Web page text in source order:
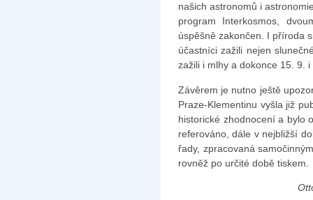
našich astronomů i
program Interkosmos,
úspěšně zakončen. I příroda
účastníci zažili nejen
zažili i mlhy a dokonce 15. 9.
Závěrem je nutno ještě
Praze-Klementinu vyšla již
historické zhodnocení a bylo
referováno, dále v nejbližší
řady, zpracovaná
rovněž po určité době tiskem.